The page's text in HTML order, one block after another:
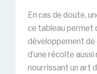
En cas de doute,
ce tableau permet
développement de
d’une récolte
nourrissant un art